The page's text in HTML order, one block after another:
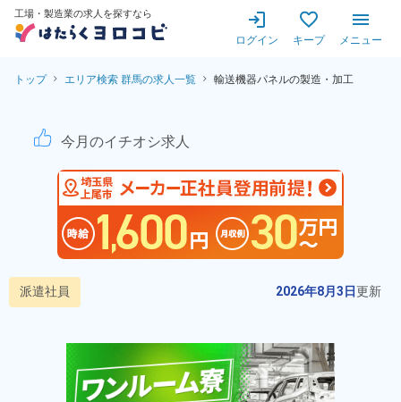
工場・製造業の求人を探すなら
ログイン キープ メニュー
トップ エリア検索 群馬の求人一覧 輸送機器パネルの製造・加工
輸送機器パネルの製造・加
今月のイチオシ求人
派遣社員 2026年8月3日更新